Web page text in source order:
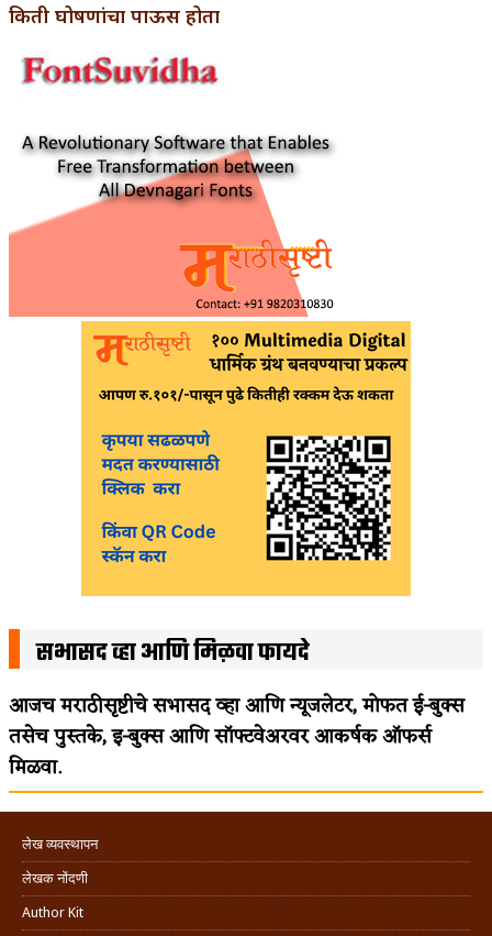
किती घोषणांचा पाऊस होता
सभासद व्हा आणि मिळवा फायदे
आजच मराठीसृष्टीचे सभासद व्हा आणि न्यूजलेटर, मोफत ई-बुक्स
तसेच पुस्तके, इ-बुक्स आणि सॉफ्टवेअरवर आकर्षक ऑफर्स
मिळवा.
लेख व्यवस्थापन
लेखक नोंदणी
Author Kit